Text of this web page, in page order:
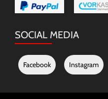
SOCIAL MEDIA
Facebook Instagram